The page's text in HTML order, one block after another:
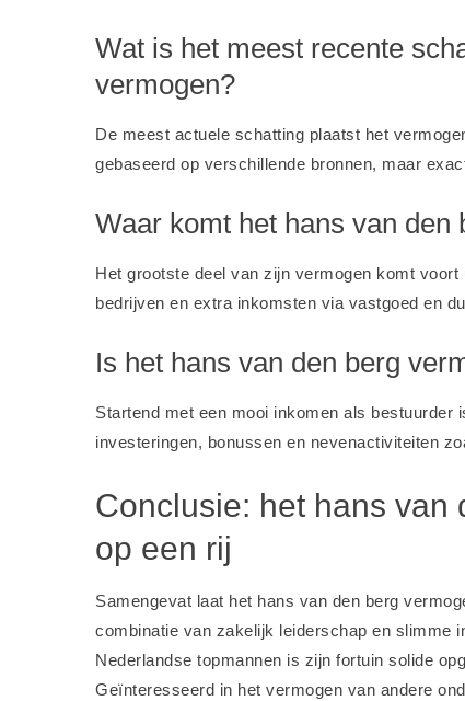
Wat is het meest recente
vermogen?
De meest actuele schatting plaatst het
gebaseerd op verschillende bronnen, maar
Waar komt het hans van den
Het grootste deel van zijn vermogen komt
bedrijven en extra inkomsten via vastgoed en
Is het hans van den berg
Startend met een mooi inkomen als
investeringen, bonussen en nevenactiviteiten
Conclusie: het hans van
op een rij
Samengevat laat het hans van den berg
combinatie van zakelijk leiderschap en slimme
Nederlandse topmannen is zijn fortuin solide
Geïnteresseerd in het vermogen van andere